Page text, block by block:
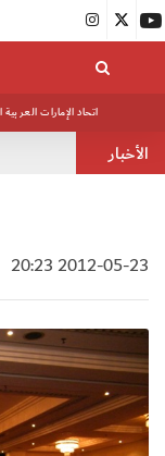
اتحاد الإمارات
الأخبار
2012-05-23 20:23